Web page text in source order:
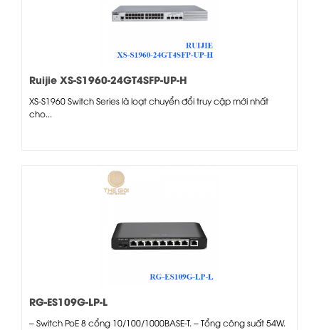
Ruijie XS-S1960-24GT4SFP-UP-H
XS-S1960 Switch Series là loạt chuyển đổi truy cập mới nhất
cho...
RG-ES109G-LP-L
– Switch PoE 8 cổng 10/100/1000BASE-T. – Tổng công suất 54W.